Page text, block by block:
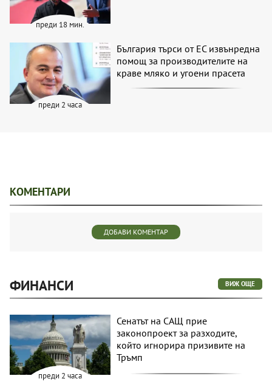
преди 18 мин.
преди 2 часа
България търси от ЕС извънредна
помощ за производителите на
краве мляко и угоени прасета
КОМЕНТАРИ
ДОБАВИ КОМЕНТАР
ФИНАНСИ ВИЖ ОЩЕ
преди 2 часа
Сенатът на САЩ прие
законопроект за разходите,
който игнорира призивите на
Тръмп